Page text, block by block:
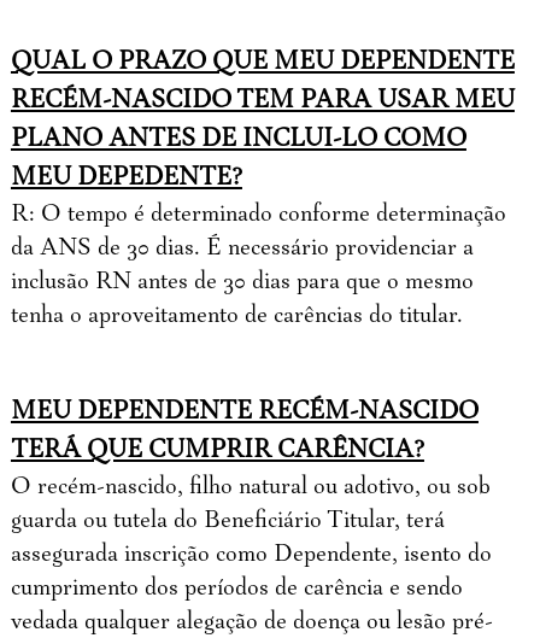
QUAL O PRAZO QUE MEU DEPENDENTE
RECÉM-NASCIDO TEM PARA USAR MEU
PLANO ANTES DE INCLUI-LO COMO
MEU DEPEDENTE?
R: O tempo é determinado conforme determinação
da ANS de 30 dias. É necessário providenciar a
inclusão RN antes de 30 dias para que o mesmo
tenha o aproveitamento de carências do titular.
MEU DEPENDENTE RECÉM-NASCIDO
TERÁ QUE CUMPRIR CARÊNCIA?
O recém-nascido, filho natural ou adotivo, ou sob
guarda ou tutela do Beneficiário Titular, terá
assegurada inscrição como Dependente, isento do
cumprimento dos períodos de carência e sendo
vedada qualquer alegação de doença ou lesão pré-